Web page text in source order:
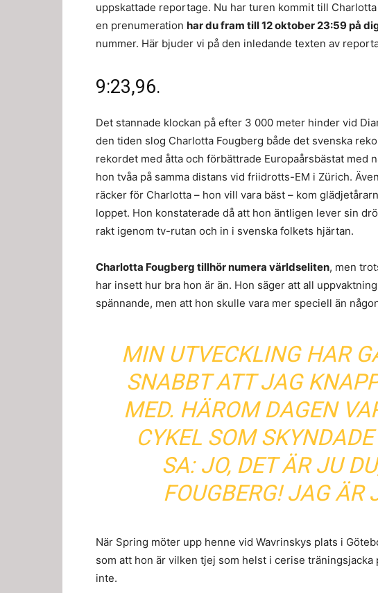
uppskattade reportage. Nu har turen kommit till
en prenumeration har du fram till 12 oktober 23:59 på
nummer. Här bjuder vi på den inledande texten av
9:23,96.
Det stannade klockan på efter 3 000 meter hinder vid
den tiden slog Charlotta Fougberg både det svenska
rekordet med åtta och förbättrade Europaårsbästat med
hon tvåa på samma distans vid friidrotts-EM i Zürich.
räcker för Charlotta – hon vill vara bäst – kom
loppet. Hon konstaterade då att hon äntligen lever sin
rakt igenom tv-rutan och in i svenska folkets hjärtan.
Charlotta Fougberg tillhör numera världseliten, men
har insett hur bra hon är än. Hon säger att all
spännande, men att hon skulle vara mer speciell än
MIN UTVECKLING HAR
SNABBT ATT JAG
MED. HÄROM DAGEN
CYKEL SOM
SA: JO, DET ÄR JU
FOUGBERG! JAG ÄR
När Spring möter upp henne vid Wavrinskys plats i
som att hon är vilken tjej som helst i cerise
inte.